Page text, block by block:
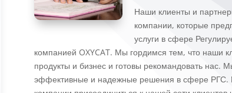
Наши клиенты и
компании, которые
услуги в сфере
компанией OXYCAT. Мы гордимся тем, что наши
продукты и бизнес и готовы рекомандовать нас.
эффективные и надежные решения в сфере РГС.